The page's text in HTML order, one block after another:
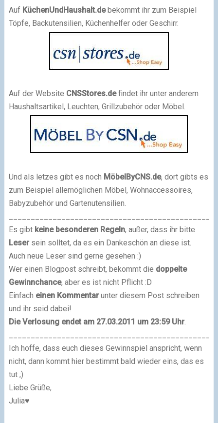
Auf KüchenUndHaushalt.debekommt ihr zum Beispiel
Töpfe, Backutensilien, Küchenhelfer oder Geschirr.
Auf der Website CNSStores.defindet ihr unter anderem
Haushaltsartikel, Leuchten, Grillzubehör oder Möbel.
Und als letzes gibt es noch MöbelByCNS.de, dort gibts es
zum Beispiel allemöglichen Möbel, Wohnaccessoires,
Babyzubehör und Gartenutensilien.
Es gibt keine besonderen Regeln, außer, dass ihr bitte
Leser sein solltet, da es ein Dankeschön an diese ist.
Auch neue Leser sind gerne gesehen :)
Wer einen Blogpost schreibt, bekommt die doppelte
Gewinnchance, aber es ist nicht Pflicht :D
Einfach einen Kommentarunter diesem Post schreiben
und ihr seid dabei!
Die Verlosung endet am27.03.2011 um 23:59 Uhr.
Ich hoffe, dass euch dieses Gewinnspiel anspricht, wenn
nicht, dann kommt hier bestimmt bald wieder eins, das es
tut ;)
Liebe Grüße,
Julia♥